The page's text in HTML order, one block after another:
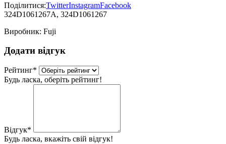
Поділитися:TwitterInstagramFacebook
324D1061267A, 324D1061267
Виробник: Fuji
Додати відгук
Рейтинг*
Будь ласка, оберіть рейтинг!
Відгук*
Будь ласка, вкажіть свій відгук!